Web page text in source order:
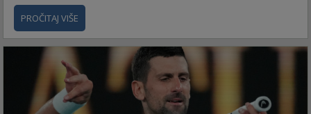
PROČITAJ VIŠE